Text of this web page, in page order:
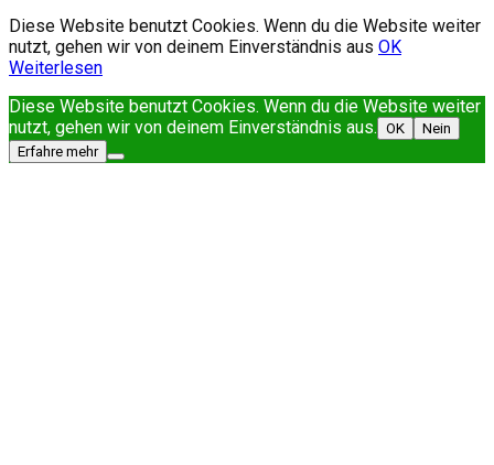
Diese Website benutzt Cookies. Wenn du die Website weiter
nutzt, gehen wir von deinem Einverständnis aus OK
Weiterlesen
Diese Website benutzt Cookies. Wenn du die Website weiter
nutzt, gehen wir von deinem Einverständnis aus. OK
Nein
Erfahre mehr